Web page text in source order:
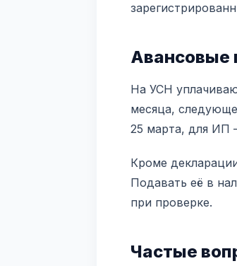
Авансовые
На УСН
месяца,
25 марта, для ИП
Кроме
Подавать её в
при проверке.
Частые